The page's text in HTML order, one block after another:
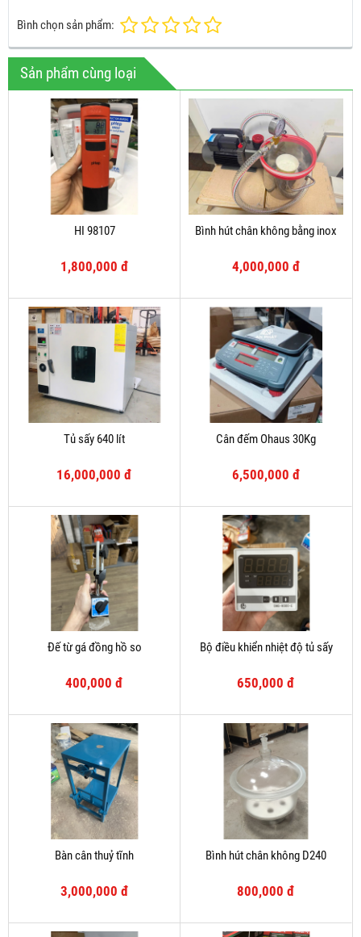
Bình chọn sản phẩm:
Sản phẩm cùng loại
HI 98107
1,800,000 đ
Bình hút chân không bằng inox
4,000,000 đ
Tủ sấy 640 lít
16,000,000 đ
Cân đếm Ohaus 30Kg
6,500,000 đ
Đế từ gá đồng hồ so
400,000 đ
Bộ điều khiển nhiệt độ tủ sấy
650,000 đ
Bàn cân thuỷ tĩnh
3,000,000 đ
Bình hút chân không D240
800,000 đ